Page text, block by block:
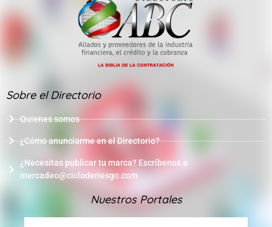
Sobre el Directorio
Quienes somos
¿Cómo anunciarme en el Directorio?
¿Necesitas publicar tu marca? Escríbenos a
mercadeo@cicloderiesgo.com
Nuestros Portales